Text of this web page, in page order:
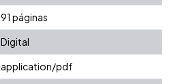
91 páginas
Digital
application/pdf